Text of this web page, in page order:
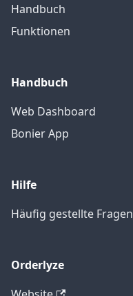
Handbuch
Funktionen
Handbuch
Web Dashboard
Bonier App
Hilfe
Häufig gestellte Fragen
Orderlyze